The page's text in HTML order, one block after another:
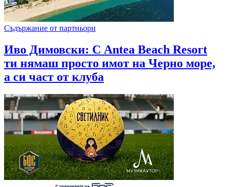
Съдържание от партньори
Иво Димовски: С Antea Beach Resort
ти нямаш просто имот на Черно море,
а си част от клуба